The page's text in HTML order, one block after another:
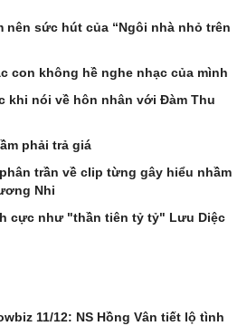
nên sức hút của “Ngôi nhà nhỏ trên
con không hề nghe nhạc của mình
khi nói về hôn nhân với Đàm Thu
phải trả giá
trần về clip từng gây hiểu nhầm
Nhi
cực như "thần tiên tỷ tỷ" Lưu Diệc
11/12: NS Hồng Vân tiết lộ tình